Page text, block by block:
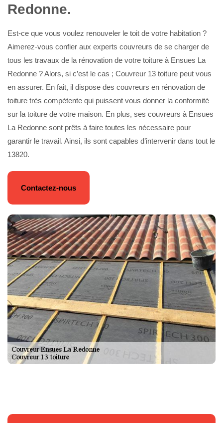
Redonne.
Est-ce que vous voulez renouveler le toit de votre habitation ?
Aimerez-vous confier aux experts couvreurs de se charger de
tous les travaux de la rénovation de votre toiture à Ensues La
Redonne ? Alors, si c’est le cas ; Couvreur 13 toiture peut vous
en assurer. En fait, il dispose des couvreurs en rénovation de
toiture très compétente qui puissent vous donner la conformité
sur la toiture de votre maison. En plus, ses couvreurs à Ensues
La Redonne sont prêts à faire toutes les nécessaire pour
garantir le travail. Ainsi, ils sont capables d’intervenir dans tout le
13820.
Contactez-nous